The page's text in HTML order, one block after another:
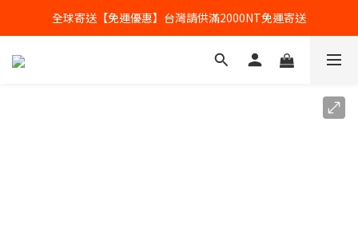
全球寄送【免運優惠】台灣請供滿2000NT免運寄送
全球寄送【免運優惠】台灣請供滿2000NT免運寄送
【加入會員】立即享有會員優惠價